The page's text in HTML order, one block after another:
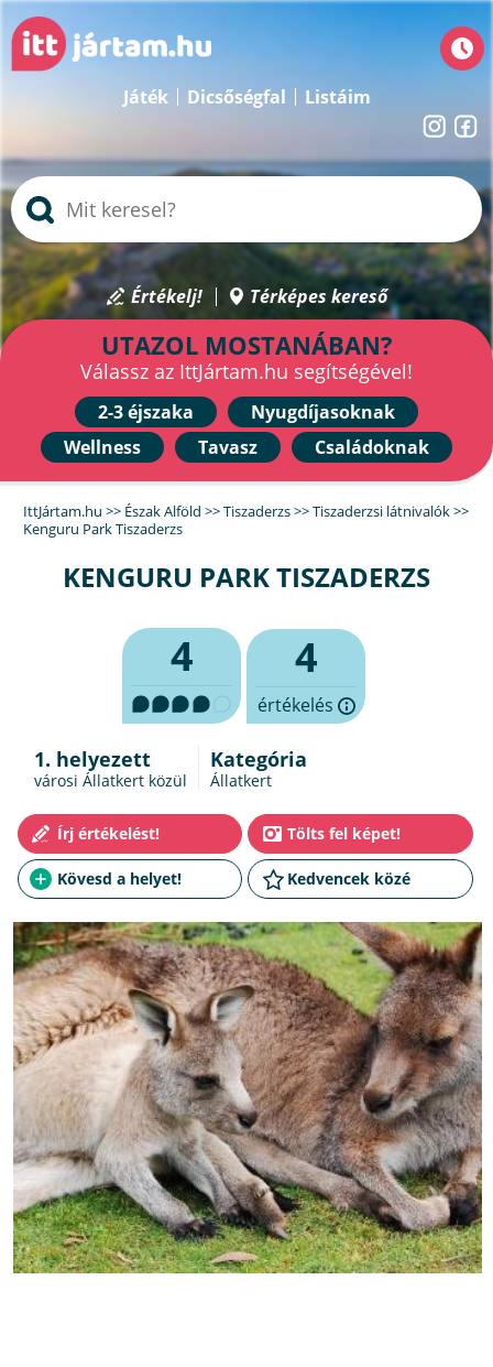
Játék Dicsőségfal Listáim
Értékelj! Térképes kereső
UTAZOL MOSTANÁBAN?
Válassz az IttJártam.hu segítségével!
2-3 éjszaka
Nyugdíjasoknak
Wellness
Tavasz Családoknak
IttJártam.hu >> Észak Alföld >>Tiszaderzs>>Tiszaderzsi látnivalók>>
Kenguru Park Tiszaderzs
KENGURU PARK TISZADERZS
4 4
értékelés
1. helyezett
városi Állatkert közül
Kategória
Állatkert